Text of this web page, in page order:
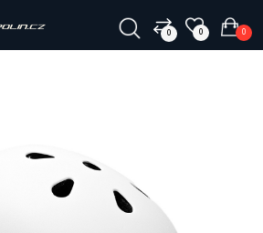
0 0 0